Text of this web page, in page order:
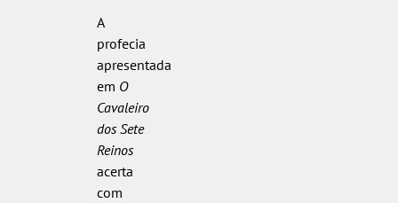
A
profecia
apresentada
em O
Cavaleiro
dos Sete
Reinos
acerta
com